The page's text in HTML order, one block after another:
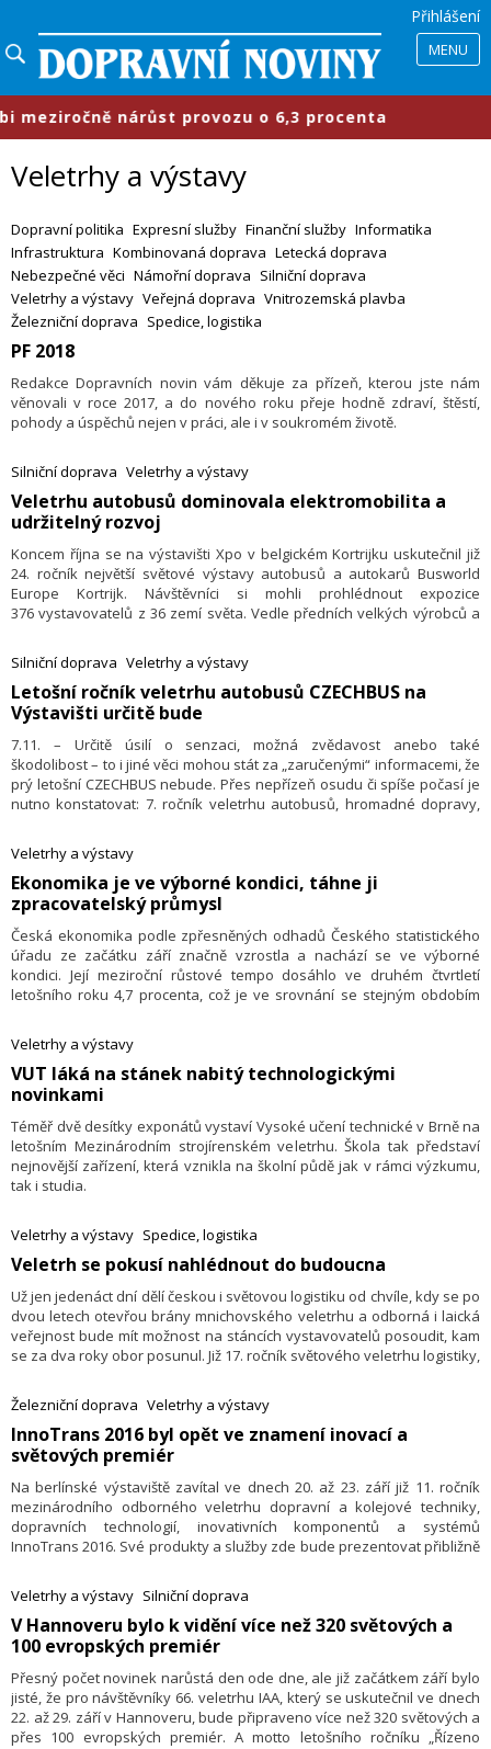
Přihlášení
MENU
nárůst provozu o 6,3 procenta
Veletrhy a výstavy
Dopravní politika Expresní služby Finanční služby Informatika
Infrastruktura Kombinovaná doprava Letecká doprava
Nebezpečné věci Námořní doprava Silniční doprava
Veletrhy a výstavy Veřejná doprava Vnitrozemská plavba
Železniční doprava Spedice, logistika
PF 2018
Redakce Dopravních novin vám děkuje za přízeň, kterou jste nám
věnovali v roce 2017, a do nového roku přeje hodně zdraví, štěstí,
pohody a úspěchů nejen v práci, ale i v soukromém životě.
Silniční doprava Veletrhy a výstavy
​Veletrhu autobusů dominovala elektromobilita a
udržitelný rozvoj
Koncem října se na výstavišti Xpo v belgickém Kortrijku uskutečnil již
24. ročník největší světové výstavy autobusů a autokarů Busworld
Europe Kortrijk. Návštěvníci si mohli prohlédnout expozice
376 vystavovatelů z 36 zemí světa. Vedle předních velkých výrobců a
tureckých a čínských společností.
Silniční doprava Veletrhy a výstavy
​Letošní ročník veletrhu autobusů CZECHBUS na
Výstavišti určitě bude
7.11. – Určitě úsilí o senzaci, možná zvědavost anebo také
škodolibost – to i jiné věci mohou stát za „zaručenými“ informacemi, že
prý letošní CZECHBUS nebude. Přes nepřízeň osudu či spíše počasí je
nutno konstatovat: 7. ročník veletrhu autobusů, hromadné dopravy,
termínu, tedy od úterý 21. do čtvrtka 23. 11. 2017.
Veletrhy a výstavy
​Ekonomika je ve výborné kondici, táhne ji
zpracovatelský průmysl
Česká ekonomika podle zpřesněných odhadů Českého statistického
úřadu ze začátku září značně vzrostla a nachází se ve výborné
kondici. Její meziroční růstové tempo dosáhlo ve druhém čtvrtletí
letošního roku 4,7 procenta, což je ve srovnání se stejným obdobím
Veletrhy a výstavy
​VUT láká na stánek nabitý technologickými
novinkami
Téměř dvě desítky exponátů vystaví Vysoké učení technické v Brně na
letošním Mezinárodním strojírenském veletrhu. Škola tak představí
nejnovější zařízení, která vznikla na školní půdě jak v rámci výzkumu,
tak i studia.
Veletrhy a výstavy Spedice, logistika
​Veletrh se pokusí nahlédnout do budoucna
Už jen jedenáct dní dělí českou i světovou logistiku od chvíle, kdy se po
dvou letech otevřou brány mnichovského veletrhu a odborná i laická
veřejnost bude mít možnost na stáncích vystavovatelů posoudit, kam
se za dva roky obor posunul. Již 17. ročník světového veletrhu logistiky,
a pořadatelé očekávají vysoký zájem návštěvníků.
Železniční doprava Veletrhy a výstavy
​InnoTrans 2016 byl opět ve znamení inovací a
světových premiér
Na berlínské výstaviště zavítal ve dnech 20. až 23. září již 11. ročník
mezinárodního odborného veletrhu dopravní a kolejové techniky,
dopravních technologií, inovativních komponentů a systémů
InnoTrans 2016. Své produkty a služby zde bude prezentovat přibližně
haly se podařilo organizátorům připravit optimální prostor pro
vystavovatele i více než 100 000 očekávaných návštěvníků. Na
InnoTrans 2016 dorazily obchodní delegace ze dvou desítek zemí
celého světa včetně exotických, jako jsou Indie, Japonsko, Maroko,
Veletrhy a výstavy Silniční doprava
​V Hannoveru bylo k vidění více než 320 světových a
100 evropských premiér
Přesný počet novinek narůstá den ode dne, ale již začátkem září bylo
jisté, že pro návštěvníky 66. veletrhu IAA, který se uskutečnil ve dnech
22. až 29. září v Hannoveru, bude připraveno více než 320 světových a
přes 100 evropských premiér. A motto letošního ročníku „Řízeno